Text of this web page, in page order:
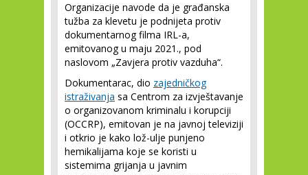
Organizacije navode da je građanska
tužba za klevetu je podnijeta protiv
dokumentarnog filma IRL-a,
emitovanog u maju 2021., pod
naslovom „Zavjera protiv vazduha“.
Dokumentarac, dio zajedničkog
istraživanja sa Centrom za izvještavanje
o organizovanom kriminalu i korupciji
(OCCRP), emitovan je na javnoj televiziji
i otkrio je kako lož-ulje punjeno
hemikalijama koje se koristi u
sistemima grijanja u javnim